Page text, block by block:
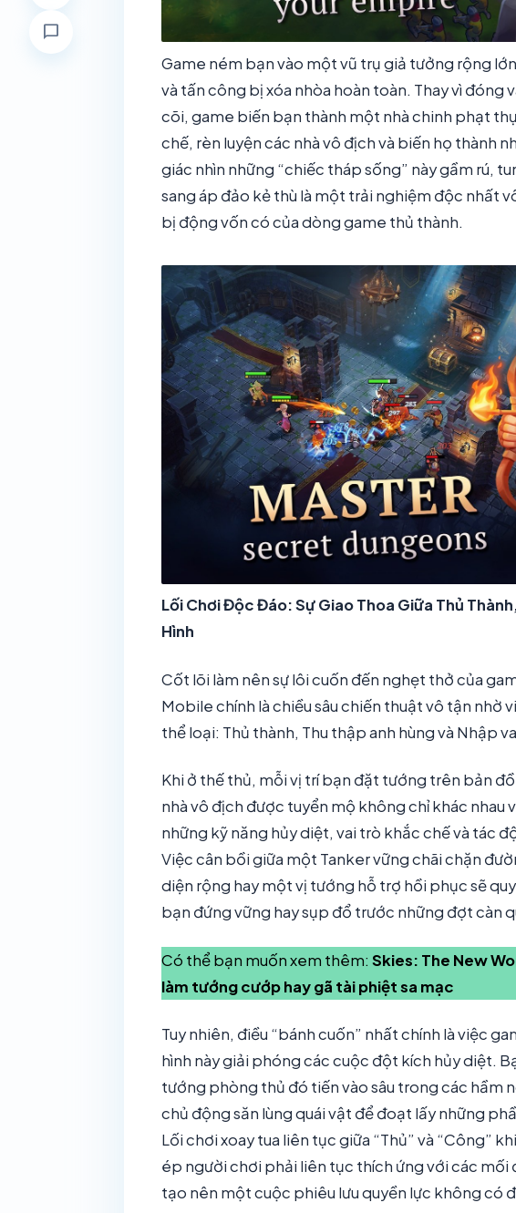
chat_bubble
Game ném bạn vào một vũ trụ giả tưởng rộng
và tấn công bị xóa nhòa hoàn toàn. Thay vì đóng
cõi, game biến bạn thành một nhà chinh phạt
chế, rèn luyện các nhà vô địch và biến họ thành
giác nhìn những “chiếc tháp sống” này gầm rú,
sang áp đảo kẻ thù là một trải nghiệm độc nhất
bị động vốn có của dòng game thủ thành.
Lối Chơi Độc Đáo: Sự Giao Thoa Giữa Thủ
Hình
Cốt lõi làm nên sự lôi cuốn đến nghẹt thở của
Mobile chính là chiều sâu chiến thuật vô tận nhờ
thể loại: Thủ thành, Thu thập anh hùng và Nhập
Khi ở thế thủ, mỗi vị trí bạn đặt tướng trên bản
nhà vô địch được tuyển mộ không chỉ khác nhau
những kỹ năng hủy diệt, vai trò khắc chế và tác
Việc cân bồi giữa một Tanker vững chãi chặn
diện rộng hay một vị tướng hỗ trợ hồi phục sẽ
bạn đứng vững hay sụp đổ trước những đợt càn
Có thể bạn muốn xem thêm: Skies: The New
làm tướng cướp hay gã tài phiệt sa mạc
Tuy nhiên, điều “bánh cuốn” nhất chính là việc
hình này giải phóng các cuộc đột kích hủy diệt.
tướng phòng thủ đó tiến vào sâu trong các hầm
chủ động săn lùng quái vật để đoạt lấy những
Lối chơi xoay tua liên tục giữa “Thủ” và “Công”
ép người chơi phải liên tục thích ứng với các mối
tạo nên một cuộc phiêu lưu quyền lực không có